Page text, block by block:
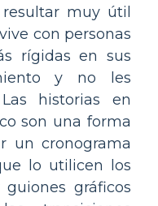
muy útil
con personas
rígidas en sus
y no les
historias en
son una forma
un cronograma
lo utilicen los
gráficos